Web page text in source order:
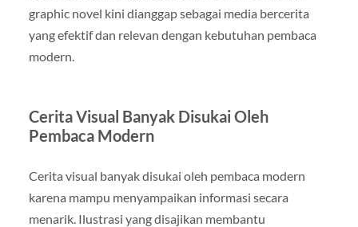
graphic novel kini dianggap sebagai media bercerita
yang efektif dan relevan dengan kebutuhan pembaca
modern.
Cerita Visual Banyak Disukai Oleh
Pembaca Modern
Cerita visual banyak disukai oleh pembaca modern
karena mampu menyampaikan informasi secara
menarik. Ilustrasi yang disajikan membantu